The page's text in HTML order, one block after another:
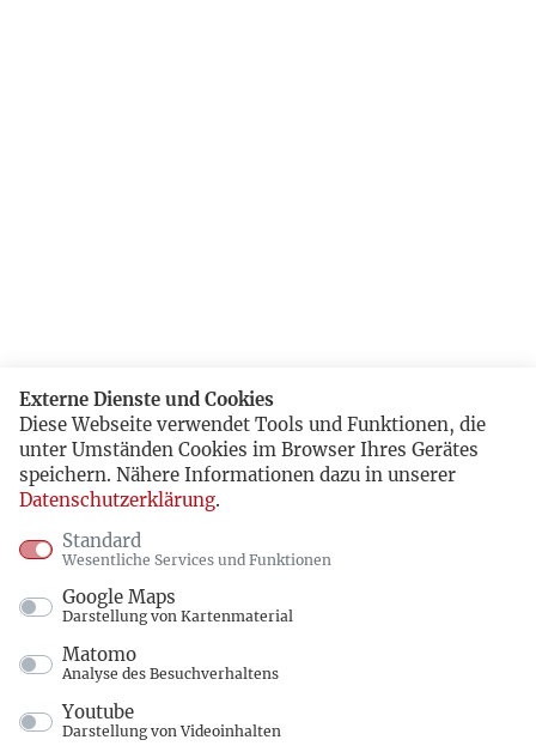
Externe Dienste und Cookies
Diese Webseite verwendet Tools und Funktionen, die
unter Umständen Cookies im Browser Ihres Gerätes
speichern. Nähere Informationen dazu in unserer
Datenschutzerklärung.
Standard
Wesentliche Services und Funktionen
Google Maps
Darstellung von Kartenmaterial
Matomo
Analyse des Besuchverhaltens
Youtube
Darstellung von Videoinhalten